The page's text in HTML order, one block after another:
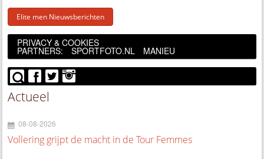
Elite men Nieuwsberichten
PRIVACY & COOKIES
PARTNERS: SPORTFOTO.NL MANIEU
Actueel
08-08-2026
Vollering grijpt de macht in de Tour Femmes